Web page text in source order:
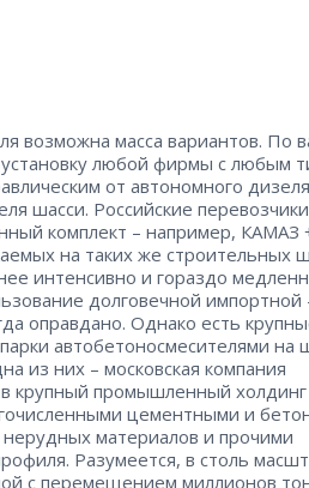
возможна масса вариантов. По
любой фирмы с любым
от автономного
шасси. Российские
комплект – ​например, КАМАЗ
на таких же строительных
интенсивно и гораздо
долговечной импортной
оправдано. Однако есть
автобетоносмесителями на
из них – ​московская компания
крупный промышленный холдинг
цементными и
материалов и прочими
Разумеется, в столь
с перемещением миллионов